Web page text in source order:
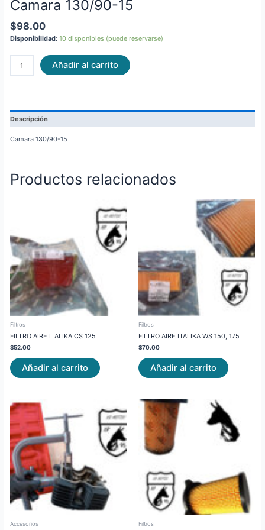
Camara 130/90-15
$98.00
Disponibilidad: 10 disponibles (puede reservarse)
Añadir al carrito
Descripción
Camara 130/90-15
Productos relacionados
Filtros
FILTRO AIRE ITALIKA CS 125
$52.00
Añadir al carrito
Filtros
FILTRO AIRE ITALIKA WS 150, 175
$70.00
Añadir al carrito
Accesorios Filtros